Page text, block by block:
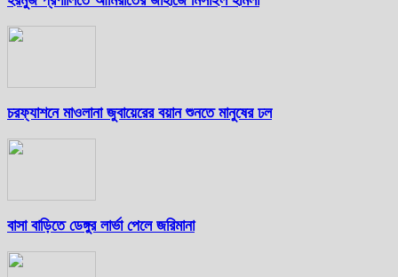
চরফ্যাশনে মাওলানা জুবায়েরের বয়ান শুনতে মানুষের ঢল
বাসা বাড়িতে ডেঙ্গুর লার্ভা পেলে জরিমানা